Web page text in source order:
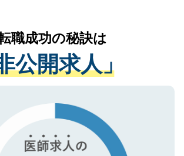
情報の取り扱いについての厳密な
を満たした事業者のみに付与され
イバシーマークを取得済みです。
保持に関してもご安心ください。
て、現在の医療機関の状況や紹介
じえながら、適切なアドバイスを
ただきます。すぐにご転職をされ
は、長期的なサポートが可能です
ずはご登録ください。
職成功の秘訣は
公開求人」